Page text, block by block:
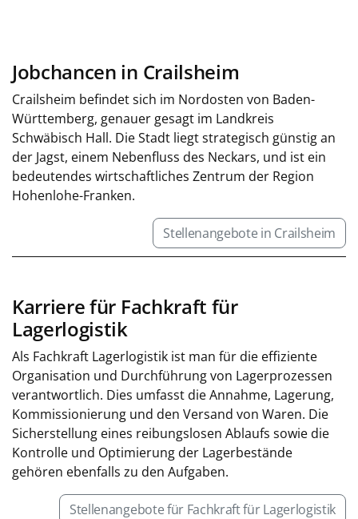
Jobchancen in Crailsheim
Crailsheim befindet sich im Nordosten von Baden-
Württemberg, genauer gesagt im Landkreis
Schwäbisch Hall. Die Stadt liegt strategisch günstig an
der Jagst, einem Nebenfluss des Neckars, und ist ein
bedeutendes wirtschaftliches Zentrum der Region
Hohenlohe-Franken.
Stellenangebote in Crailsheim
Karriere für Fachkraft für
Lagerlogistik
Als Fachkraft Lagerlogistik ist man für die effiziente
Organisation und Durchführung von Lagerprozessen
verantwortlich. Dies umfasst die Annahme, Lagerung,
Kommissionierung und den Versand von Waren. Die
Sicherstellung eines reibungslosen Ablaufs sowie die
Kontrolle und Optimierung der Lagerbestände
gehören ebenfalls zu den Aufgaben.
Stellenangebote für Fachkraft für Lagerlogistik